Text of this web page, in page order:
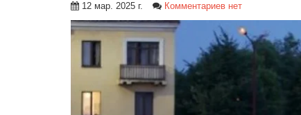
12 мар. 2025 г. Комментариев нет